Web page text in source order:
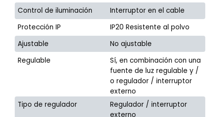
Control de iluminación
Interruptor en el cable
Protección IP
IP20 Resistente al polvo
Ajustable
No ajustable
Regulable
Sí, en combinación con una
fuente de luz regulable y /
o regulador / interruptor
externo
Tipo de regulador
Regulador / interruptor
externo